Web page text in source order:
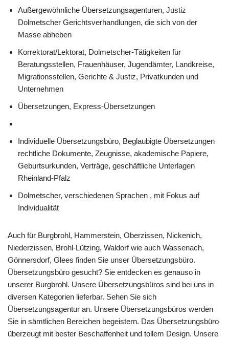
Außergewöhnliche Übersetzungsagenturen, Justiz
Dolmetscher Gerichtsverhandlungen, die sich von der
Masse abheben
Korrektorat/Lektorat, Dolmetscher-Tätigkeiten für
Beratungsstellen, Frauenhäuser, Jugendämter, Landkreise,
Migrationsstellen, Gerichte & Justiz, Privatkunden und
Unternehmen
Übersetzungen, Express-Übersetzungen
Individuelle Übersetzungsbüro, Beglaubigte Übersetzungen
rechtliche Dokumente, Zeugnisse, akademische Papiere,
Geburtsurkunden, Verträge, geschäftliche Unterlagen
Rheinland-Pfalz
Dolmetscher, verschiedenen Sprachen , mit Fokus auf
Individualität
Auch für Burgbrohl, Hammerstein, Oberzissen, Nickenich,
Niederzissen, Brohl-Lützing, Waldorf wie auch Wassenach,
Gönnersdorf, Glees finden Sie unser Übersetzungsbüro.
Übersetzungsbüro gesucht? Sie entdecken es genauso in
unserer Burgbrohl. Unsere Übersetzungsbüros sind bei uns in
diversen Kategorien lieferbar. Sehen Sie sich
Übersetzungsagentur an. Unsere Übersetzungsbüros werden
Sie in sämtlichen Bereichen begeistern. Das Übersetzungsbüro
überzeugt mit bester Beschaffenheit und tollem Design. Unsere